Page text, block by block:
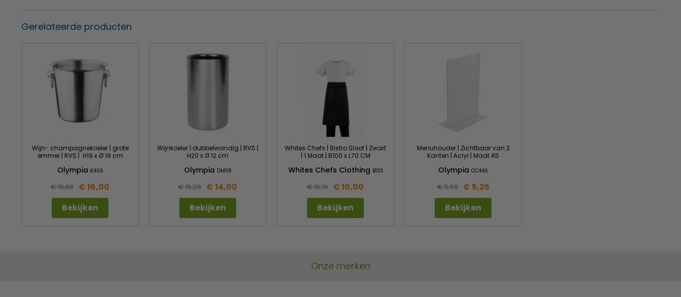
Gerelateerde producten
Wijn- champagnekoeler | grote
emmer | RVS | H19 x Ø 19 cm
Olympia K406
€ 16,69 € 16,00
Bekijken
Wijnkoeler | dubbelwandig | RVS |
H20 x Ø 12 cm
Olympia DM118
€ 15,29 € 14,00
Bekijken
Whites Chefs | Bistro Sloof | Zwart
| 1 Maat | B100 x L70 CM
Whites Chefs Clothing B133
€ 10,19 € 10,00
Bekijken
Menuhouder | Zichtbaar van 2
Kanten | Acryl | Maat A5
Olympia CC446
€ 5,59
€ 5,25
Bekijken
Onze merken